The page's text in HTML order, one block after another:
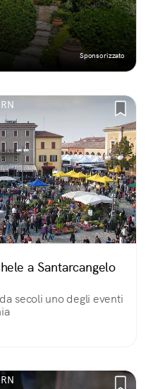
Sponsorizzato
a Santarcangelo
secoli uno degli eventi